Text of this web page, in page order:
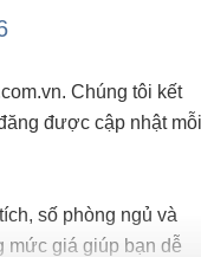
Chúng tôi kết
được cập nhật mỗi
số phòng ngủ và
mức giá giúp bạn dễ